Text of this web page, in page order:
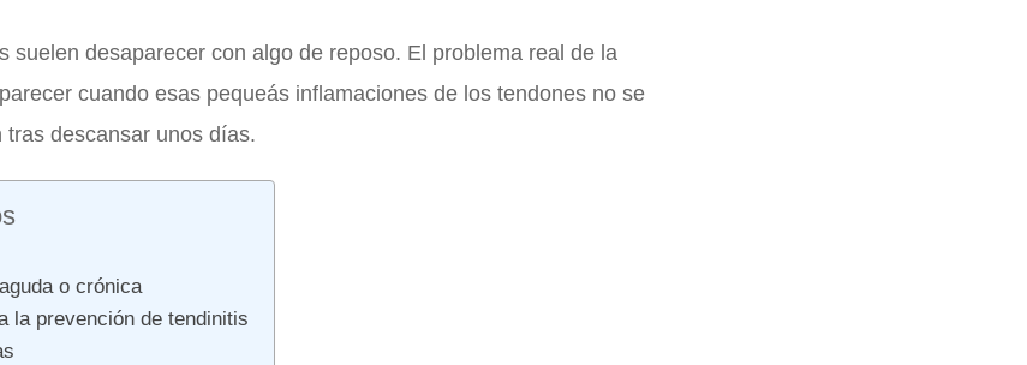
suelen desaparecer con algo de reposo. El problema real de la
cuando esas pequeás inflamaciones de los tendones no se
descansar unos días.
o crónica
la prevención de tendinitis